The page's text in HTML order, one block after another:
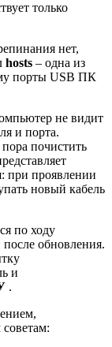
только
нет,
hosts – одна из
порты USB ПК
не видит
и порта.
почистить
при проявлении
новый кабель
по ходу
обновления.
и
.